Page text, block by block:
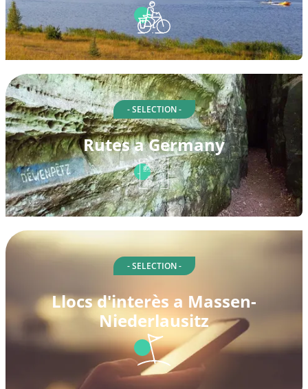
- SELECTION -
Rutes a Germany
- SELECTION -
Llocs d'interès a Massen-
Niederlausitz